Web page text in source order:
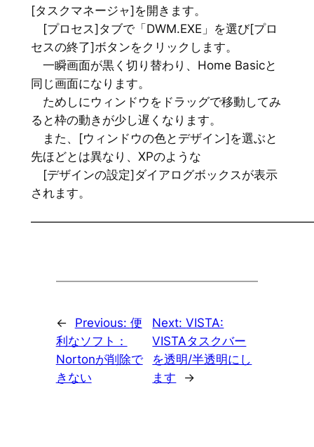
[タスクマネージャ]を開きます。
[プロセス]タブで「DWM.EXE」を選び[プロ
セスの終了]ボタンをクリックします。
一瞬画面が黒く切り替わり、Home Basicと
同じ画面になります。
ためしにウィンドウをドラッグで移動してみ
ると枠の動きが少し遅くなります。
また、[ウィンドウの色とデザイン]を選ぶと
先ほどとは異なり、XPのような
[デザインの設定]ダイアログボックスが表示
されます。
← Previous: 便
利なソフト：
Nortonが削除で
きない
Next:VISTA:
VISTAタスクバー
を透明/半透明にし
ます
→